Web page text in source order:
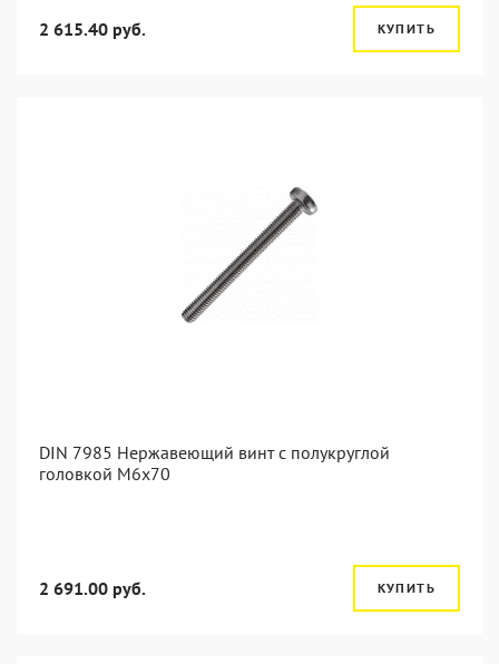
2 615.40 руб. КУПИТЬ
DIN 7985 Нержавеющий винт с полукруглой
головкой М6х70
2 691.00 руб. КУПИТЬ